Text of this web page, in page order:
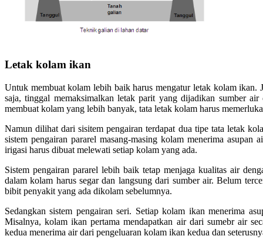
Letak kolam ikan
Untuk membuat kolam lebih baik harus mengatur letak kolam ikan.
saja, tinggal memaksimalkan letak parit yang dijadikan sumber air
membuat kolam yang lebih banyak, tata letak kolam harus
Namun dilihat dari sisitem pengairan terdapat dua tipe tata letak
sistem pengairan pararel masang-masing kolam menerima asupan
irigasi harus dibuat melewati setiap kolam yang ada.
Sistem pengairan pararel lebih baik tetap menjaga kualitas air
dalam kolam harus segar dan langsung dari sumber air. Belum
bibit penyakit yang ada dikolam sebelumnya.
Sedangkan sistem pengairan seri. Setiap kolam ikan menerima
Misalnya, kolam ikan pertama mendapatkan air dari sumebr air
kedua menerima air dari pengeluaran kolam ikan kedua dan